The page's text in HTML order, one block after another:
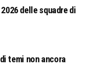
delle squadre di
temi non ancora